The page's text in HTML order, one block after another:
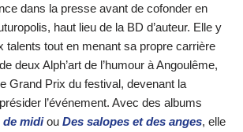
dans la presse avant de cofonder en
haut lieu de la BD d’auteur. Elle y
talents tout en menant sa propre carrière
deux Alph’art de l’humour à Angoulême,
Grand Prix du festival, devenant la
l’événement. Avec des albums
de midiou Des salopes et des anges, elle